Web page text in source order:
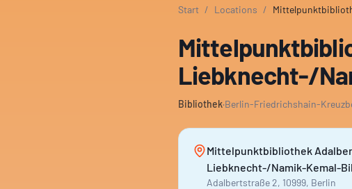
Start / Locations /
Liebknecht-/
Bibliothek·Berlin-Friedrichshain-
Mittelpunktbibliothek
Liebknecht-/Namik-Kemal-
Adalbertstraße 2, 10999, Berlin